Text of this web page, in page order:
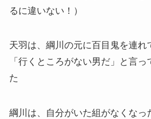
るに違いない！）
天羽は、綱川の元に百目鬼を連れ
「行くところがない男だ」と言
た
綱川は、自分がいた組がなくなっ